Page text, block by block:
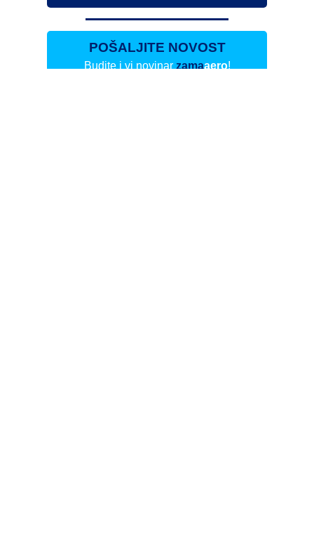
POŠALJITE NOVOST
Budite i vi novinar zamaaero!